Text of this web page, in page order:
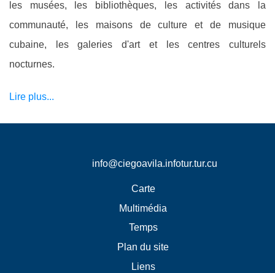
les musées, les bibliothèques, les activités dans la
communauté, les maisons de culture et de musique
cubaine, les galeries d'art et les centres culturels
nocturnes.
Lire plus...
info@ciegoavila.infotur.tur.cu
Carte
Multimédia
Temps
Plan du site
Liens